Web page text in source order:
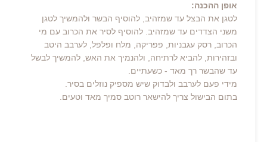
אופן ההכנה:
לטגן את הבצל עד שמזהיב, להוסיף הבשר ולהמשיך לטגן
משני הצדדים עד שמזהיב. להוסיף לסיר את הכרוב עם מי
הכרוב, רסק עגבניות, פפריקה, מלח ופלפל, לערבב היטב
ובזהירות, להביא לרתיחה, ולהנמיך את האש, להמשיך לבשל
עד שהבשר רך מאד - כשעתיים.
מידי פעם לערבב ולבדוק שיש מספיק נוזלים בסיר.
בתום הבישול צריך להישאר רוטב סמיך מאד וטעים.